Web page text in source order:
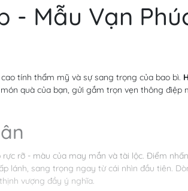
- Mẫu Vạn
tính thẩm mỹ và sự sang trọng của bao bì.
quà của bạn, gửi gắm trọn vẹn thông điệp
rỡ - màu của may mắn và tài lộc. Điểm
lánh, sang trọng ngay từ cái nhìn đầu tiên.
vượng đầy ý nghĩa.